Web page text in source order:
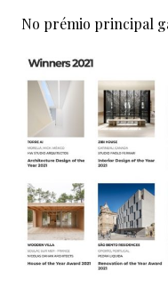
No prémio principal